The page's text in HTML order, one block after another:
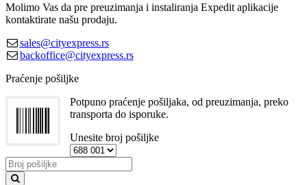
Molimo Vas da pre preuzimanja i instaliranja Expedit aplikacije
kontaktirate našu prodaju.
sales@cityexpress.rs
backoffice@cityexpress.rs
Praćenje pošiljke
Potpuno praćenje pošiljaka, od preuzimanja, preko
transporta do isporuke.
Unesite broj pošiljke